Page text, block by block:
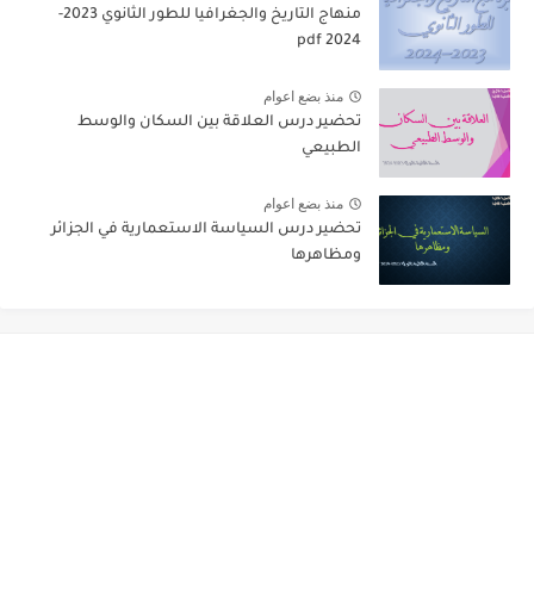
منهاج التاريخ والجغرافيا للطور الثانوي 2023-
2024 pdf
منذ بضع اعوام
تحضير درس العلاقة بين السكان والوسط
الطبيعي
منذ بضع اعوام
تحضير درس السياسة الاستعمارية في الجزائر
ومظاهرها